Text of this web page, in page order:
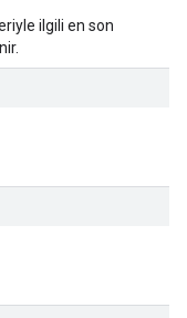
ilgili en son